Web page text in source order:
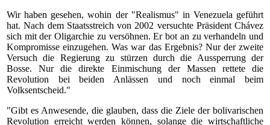
Wir haben gesehen, wohin der "Realismus" in Venezuela geführt
hat. Nach dem Staatsstreich von 2002 versuchte Präsident Chávez
sich mit der Oligarchie zu versöhnen. Er bot an zu verhandeln und
Kompromisse einzugehen. Was war das Ergebnis? Nur der zweite
Versuch die Regierung zu stürzen durch die Aussperrung der
Bosse. Nur die direkte Einmischung der Massen rettete die
Revolution bei beiden Anlässen und noch einmal beim
Volksentscheid."
"Gibt es Anwesende, die glauben, dass die Ziele der bolivarischen
Revolution erreicht werden können, solange die wirtschaftliche